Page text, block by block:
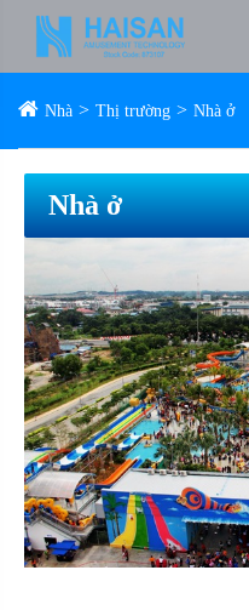
Nhà Thị trường Nhà ở
Nhà ở